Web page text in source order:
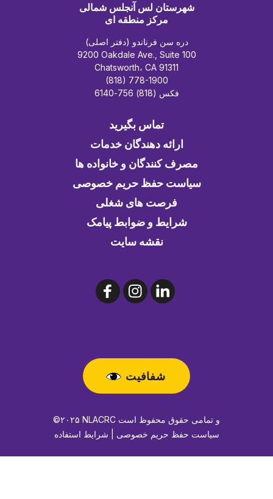
شهرستان لس آنجلس شمالی
مرکز منطقه ای
دره سن فرناندو (دفتر اصلی)
9200 Oakdale Ave., Suite 100
Chatsworth، CA 91311
(818) 778-1900
فکس (818) 756-6140
تماس بگیرید
ارائه دهندگان خدمات
مصرف کنندگان و خانواده ها
سیاست حفظ حریم خصوصی
فرصت های شغلی
شرایط و ضوابط پیامک
نقشه سایت
شفافیت
©۲۰۲۵ NLACRC و تمامی حقوق محفوظ است
سیاست حفظ حریم خصوصی | شرایط استفاده